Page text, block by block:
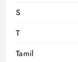
S
T
Tamil